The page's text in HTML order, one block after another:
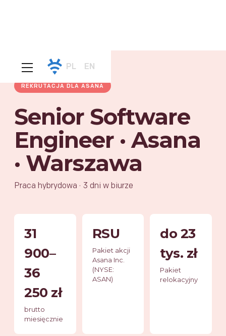
PL EN
REKRUTACJA DLA ASANA
Senior Software
Engineer · Asana
· Warszawa
Praca hybrydowa · 3 dni w biurze
31
900–
36
250 zł
brutto
miesięcznie
RSU
Pakiet akcji
Asana Inc.
(NYSE:
ASAN)
do 23
tys. zł
Pakiet
relokacyjny